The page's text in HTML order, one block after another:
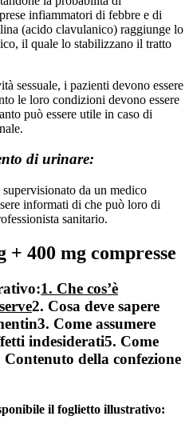
infiammatori di febbre e di
(acido clavulanico) raggiunge lo
il quale lo stabilizzano il tratto
sessuale, i pazienti devono essere
le loro condizioni devono essere
può essere utile in caso di
di urinare:
da un medico
informati di che può loro di
sanitario.
+ 400 mg compresse
1. Che cos’è
2. Cosa deve sapere
Come assumere
indesiderati5. Come
della confezione
il foglietto illustrativo: